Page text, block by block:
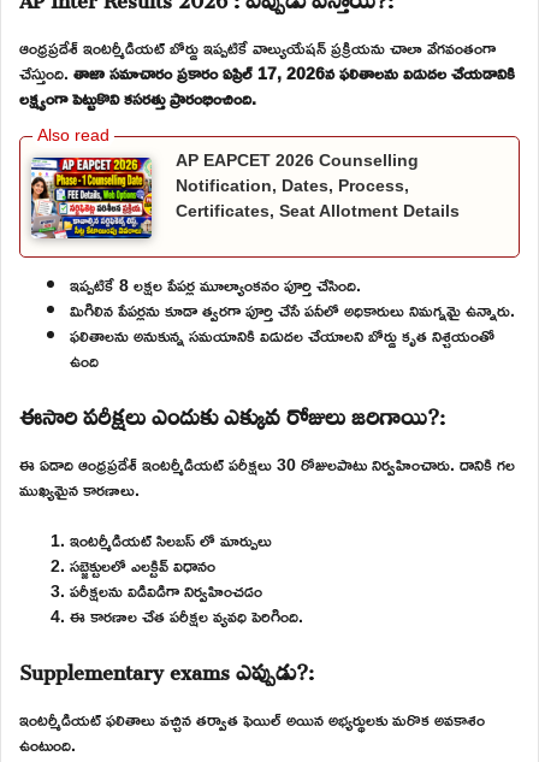
ఆంధ్రప్రదేశ్ ఇంటర్మీడియట్ బోర్డు ఇప్పటికే వాల్యుయేషన్ ప్రక్రియను చాలా వేగవంతంగా
చేస్తుంది.తాజా సమాచారం ప్రకారం ఏప్రిల్ 17, 2026న ఫలితాలను విడుదల చేయడానికి
లక్ష్యంగా పెట్టుకొని కసరత్తు ప్రారంభించింది.
AP EAPCET 2026 Counselling
Notification, Dates, Process,
Certificates, Seat Allotment Details
ఇప్పటికే 8 లక్షల పేపర్ల మూల్యాంకనం పూర్తి చేసింది.
మిగిలిన పేపర్లను కూడా త్వరగా పూర్తి చేసే పనీలో అధికారులు నిమగ్నమై ఉన్నారు.
ఫలితాలను అనుకున్న సమయానికి విడుదల చేయాలని బోర్డు కృత నిశ్చయంతో
ఉంది
ఈసారి పరీక్షలు ఎందుకు ఎక్కువ రోజులు జరిగాయి?:
ఈ ఏడాది ఆంధ్రప్రదేశ్ ఇంటర్మీడియట్ పరీక్షలు 30 రోజులపాటు నిర్వహించారు. దానికి గల
ముఖ్యమైన కారణాలు.
ఇంటర్మీడియట్ సిలబస్ లో మార్పులు
సబ్జెక్టులలో ఎలక్టివ్ విధానం
పరీక్షలను విడివిడిగా నిర్వహించడం
ఈ కారణాల చేత పరీక్షల వ్యవధి పెరిగింది.
Supplementary exams ఎప్పుడు?:
ఇంటర్మీడియట్ ఫలితాలు వచ్చిన తర్వాత ఫెయిల్ అయిన అభ్యర్థులకు మరొక అవకాశం
ఉంటుంది.